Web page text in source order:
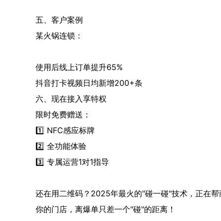
五、客户案例
某火锅连锁：
使用后线上订单提升65%
抖音打卡视频日均新增200+条
六、现在接入享特权
限时免费赠送：
1️⃣ NFC感应标牌
2️⃣ 全功能体验
3️⃣ 专属运营1对1指导
还在用二维码？2025年最火的"碰一碰"技术，正在帮
你的门店，离爆单只差一个"碰"的距离！